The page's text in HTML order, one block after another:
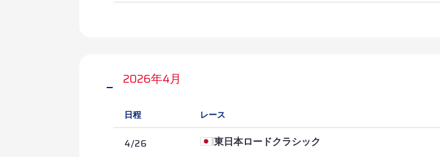
2026/5/27
2026/5/26 第3ステージ・いなべ
2026/5/25
2026/5/7
2026年4月
日程 レース
4/26 東日本ロードクラシック